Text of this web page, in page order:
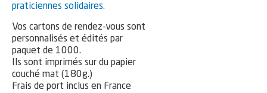
praticiennes solidaires.
Vos cartons de rendez-vous sont
personnalisés et édités par
paquet de 1000.
Ils sont imprimés sur du papier
couché mat (180g.)
Frais de port inclus en France